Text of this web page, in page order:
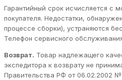
Гарантийный срок исчисляется с
покупателя. Недостатки,
процессе сборки), устраняются
Телефон сервисного
Возврат. Товар надлежащего
экспедитора к возврату не
Правительства РФ от 06.02.2002